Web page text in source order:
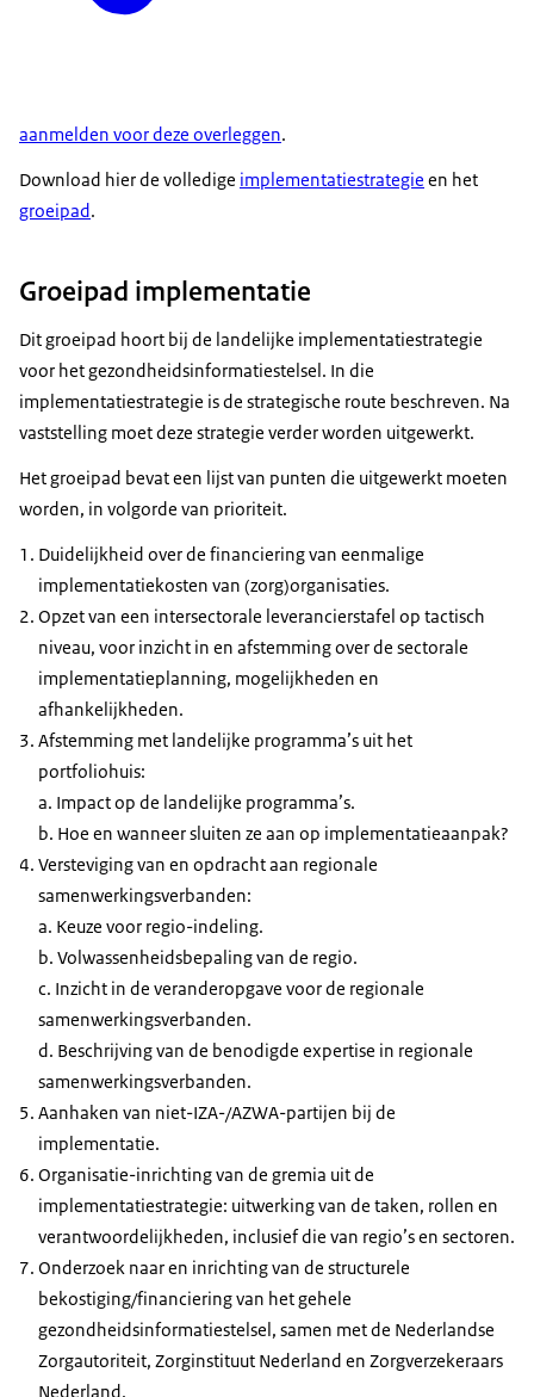
aanmelden voor deze overleggen.
Download hier de volledige implementatiestrategie en het
groeipad.
Groeipad implementatie
Dit groeipad hoort bij de landelijke implementatiestrategie
voor het gezondheidsinformatiestelsel. In die
implementatiestrategie is de strategische route beschreven. Na
vaststelling moet deze strategie verder worden uitgewerkt.
Het groeipad bevat een lijst van punten die uitgewerkt moeten
worden, in volgorde van prioriteit.
Duidelijkheid over de financiering van eenmalige
implementatiekosten van (zorg)organisaties.
Opzet van een intersectorale leverancierstafel op tactisch
niveau, voor inzicht in en afstemming over de sectorale
implementatieplanning, mogelijkheden en
afhankelijkheden.
Afstemming met landelijke programma’s uit het
portfoliohuis:
a. Impact op de landelijke programma’s.
b. Hoe en wanneer sluiten ze aan op implementatieaanpak?
Versteviging van en opdracht aan regionale
samenwerkingsverbanden:
a. Keuze voor regio-indeling.
b. Volwassenheidsbepaling van de regio.
c. Inzicht in de veranderopgave voor de regionale
samenwerkingsverbanden.
d. Beschrijving van de benodigde expertise in regionale
samenwerkingsverbanden.
Aanhaken van niet-IZA-/AZWA-partijen bij de
implementatie.
Organisatie-inrichting van de gremia uit de
implementatiestrategie: uitwerking van de taken, rollen en
verantwoordelijkheden, inclusief die van regio’s en sectoren.
Onderzoek naar en inrichting van de structurele
bekostiging/financiering van het gehele
gezondheidsinformatiestelsel, samen met de Nederlandse
Zorgautoriteit, Zorginstituut Nederland en Zorgverzekeraars
Nederland.